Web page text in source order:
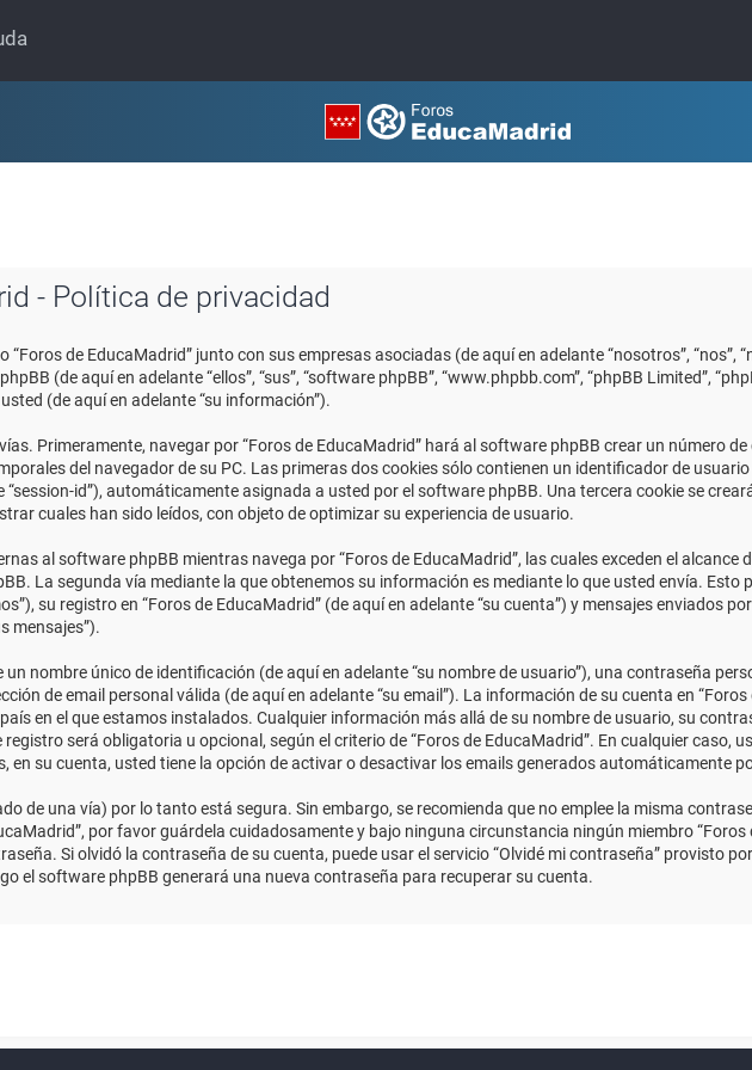
- Política de privacidad
de EducaMadrid” junto con sus empresas asociadas (de aquí en adelante “nosotros”, “nos”,
(de aquí en adelante “ellos”, “sus”, “software phpBB”, “www.phpbb.com”, “phpBB Limited”,
(de aquí en adelante “su información”).
Primeramente, navegar por “Foros de EducaMadrid” hará al software phpBB crear un número
del navegador de su PC. Las primeras dos cookies sólo contienen un identificador de
id”), automáticamente asignada a usted por el software phpBB. Una tercera cookie se
cuales han sido leídos, con objeto de optimizar su experiencia de usuario.
al software phpBB mientras navega por “Foros de EducaMadrid”, las cuales exceden el alcance
La segunda vía mediante la que obtenemos su información es mediante lo que usted envía. Esto
su registro en “Foros de EducaMadrid” (de aquí en adelante “su cuenta”) y mensajes enviados
mensajes”).
nombre único de identificación (de aquí en adelante “su nombre de usuario”), una contraseña
de email personal válida (de aquí en adelante “su email”). La información de su cuenta en
en el que estamos instalados. Cualquier información más allá de su nombre de usuario, su
será obligatoria u opcional, según el criterio de “Foros de EducaMadrid”. En cualquier caso,
en su cuenta, usted tiene la opción de activar o desactivar los emails generados automáticamente
de una vía) por lo tanto está segura. Sin embargo, se recomienda que no emplee la misma
por favor guárdela cuidadosamente y bajo ninguna circunstancia ningún miembro
Si olvidó la contraseña de su cuenta, puede usar el servicio “Olvidé mi contraseña” provisto
el software phpBB generará una nueva contraseña para recuperar su cuenta.